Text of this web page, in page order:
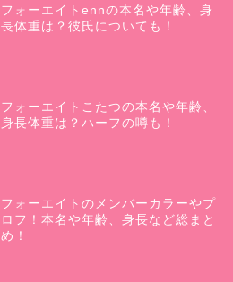
フォーエイトennの本名や年齢、身
長体重は？彼氏についても！
フォーエイトこたつの本名や年齢、
身長体重は？ハーフの噂も！
フォーエイトのメンバーカラーやプ
ロフ！本名や年齢、身長など総まと
め！